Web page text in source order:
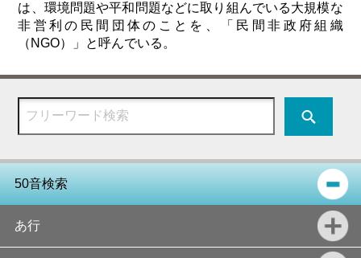
は、環境問題や平和問題などに取り組んでいる大規模な
非営利の民間団体のことを、「民間非政府組織
（NGO）」と呼んでいる。
50音検索
あ行